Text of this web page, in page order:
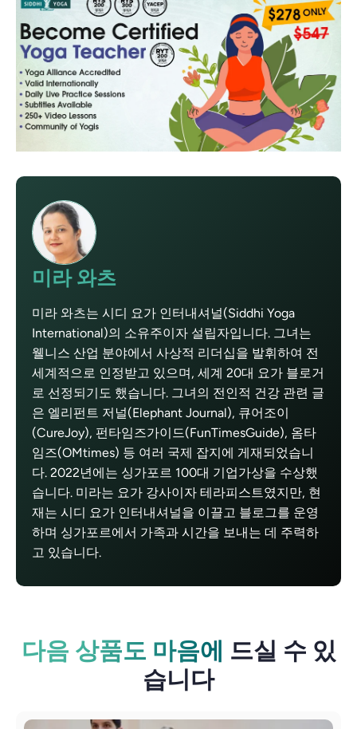
미라 와츠
미라 와츠는 시디 요가 인터내셔널(Siddhi Yoga
International)의 소유주이자 설립자입니다. 그녀는
웰니스 산업 분야에서 사상적 리더십을 발휘하여 전
세계적으로 인정받고 있으며, 세계 20대 요가 블로거
로 선정되기도 했습니다. 그녀의 전인적 건강 관련 글
은 엘리펀트 저널(Elephant Journal), 큐어조이
(CureJoy), 펀타임즈가이드(FunTimesGuide), 옴타
임즈(OMtimes) 등 여러 국제 잡지에 게재되었습니
다. 2022년에는 싱가포르 100대 기업가상을 수상했
습니다. 미라는 요가 강사이자 테라피스트였지만, 현
재는 시디 요가 인터내셔널을 이끌고 블로그를 운영
하며 싱가포르에서 가족과 시간을 보내는 데 주력하
고 있습니다.
다음 상품도 마음에 드실 수 있
습니다